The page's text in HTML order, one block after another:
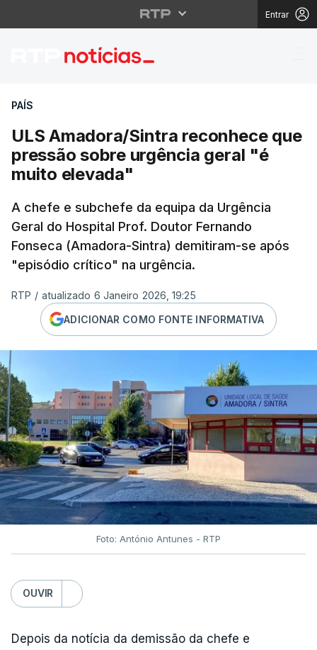
Entrar
ULS Amadora/Sintra
PAÍS
ULS Amadora/Sintra reconhece que
pressão sobre urgência geral "é
muito elevada"
A chefe e subchefe da equipa da Urgência
Geral do Hospital Prof. Doutor Fernando
Fonseca (Amadora-Sintra) demitiram-se após
"episódio crítico" na urgência.
RTP / atualizado 6 Janeiro 2026, 19:25
ADICIONAR COMO FONTE INFORMATIVA
Foto: António Antunes - RTP
OUVIR
Depois da notícia da demissão da chefe e